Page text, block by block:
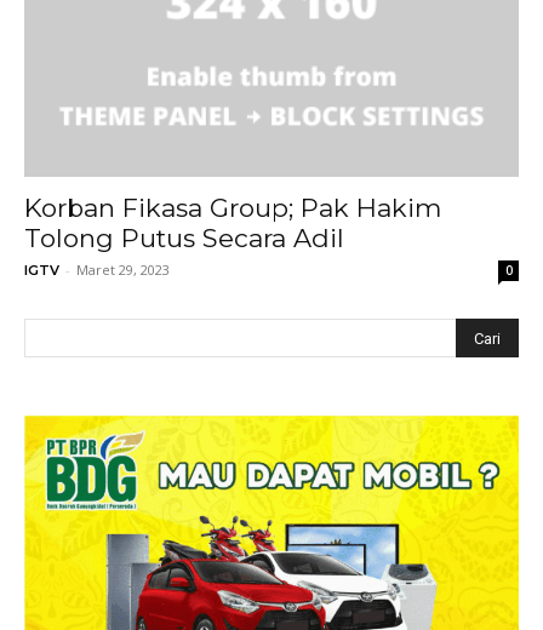
Korban Fikasa Group; Pak Hakim
Tolong Putus Secara Adil
IGTV - Maret 29, 2023 0